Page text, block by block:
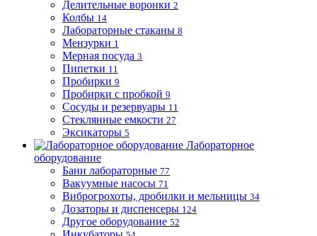
Делительные воронки 2
Колбы 14
Лабораторные стаканы 8
Мензурки 1
Мерная посуда 3
Пипетки 11
Пробирки 9
Пробирки с пробкой 9
Сосуды и резервуары 11
Стеклянные емкости 27
Эксикаторы 5
Лабораторное
оборудование
Бани лабораторные 77
Вакуумные насосы 71
Виброгрохоты, дробилки и мельницы 34
Дозаторы и диспенсеры 124
Другое оборудование 52